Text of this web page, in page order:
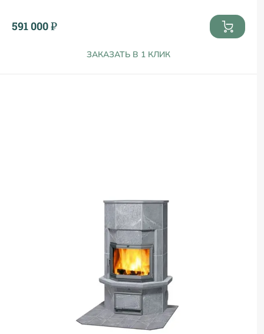
591 000 ₽
ЗАКАЗАТЬ В 1 КЛИК